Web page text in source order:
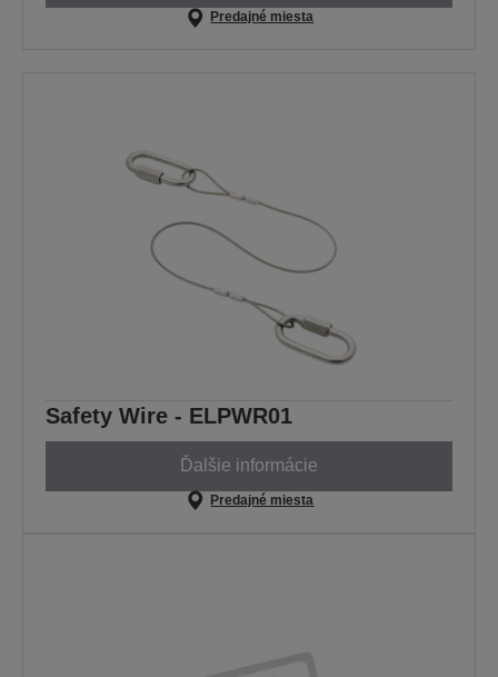
Predajné miesta
Safety Wire - ELPWR01
Ďalšie informácie
Predajné miesta